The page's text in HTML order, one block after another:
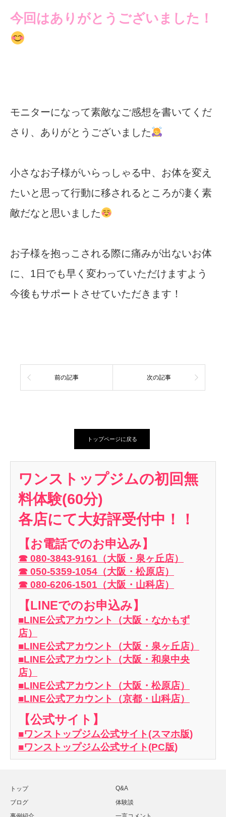
今回はありがとうございました！
モニターになって素敵なご感想を書いてくだ
さり、ありがとうございました
小さなお子様がいらっしゃる中、お体を変え
たいと思って行動に移されるところが凄く素
敵だなと思いました
お子様を抱っこされる際に痛みが出ないお体
に、1日でも早く変わっていただけますよう
今後もサポートさせていただきます！
前の記事 次の記事
トップページに戻る
ワンストップジムの初回無
料体験(60分)
各店にて大好評受付中！！
【お電話でのお申込み】
☎ 080-3843-9161（大阪・泉ヶ丘店）
☎ 050-5359-1054（大阪・松原店）
☎ 080-6206-1501（大阪・山科店）
【LINEでのお申込み】
■LINE公式アカウント（大阪・なかもず
店）
■LINE公式アカウント（大阪・泉ヶ丘店）
■LINE公式アカウント（大阪・和泉中央
店）
■LINE公式アカウント（大阪・松原店）
■LINE公式アカウント（京都・山科店）
【公式サイト】
■ワンストップジム公式サイト(スマホ版)
■ワンストップジム公式サイト(PC版)
トップ
Q&A
ブログ
体験談